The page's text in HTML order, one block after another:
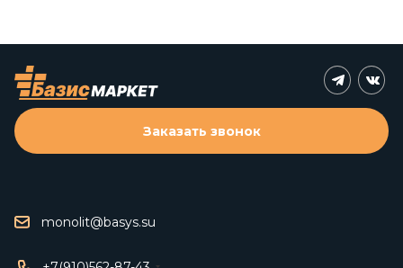
monolit@basys.su
Заказать звонок